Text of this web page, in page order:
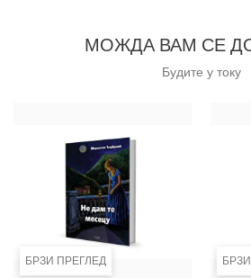
МОЖДА ВАМ СЕ
Будите у току
БРЗИ ПРЕГЛЕД